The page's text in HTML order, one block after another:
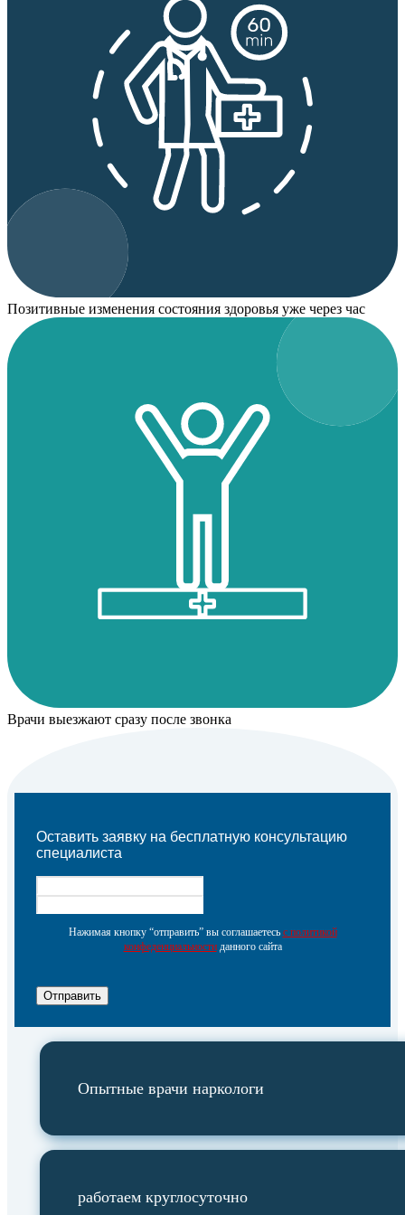
Позитивные изменения состояния здоровья уже через час
Врачи выезжают сразу после звонка
Оставить заявку на бесплатную консультацию
специалиста
Нажимая кнопку “отправить” вы соглашаетесь с политикой
конфеденциальностиданного сайта
Отправить
Опытные врачи наркологи
работаем круглосуточно